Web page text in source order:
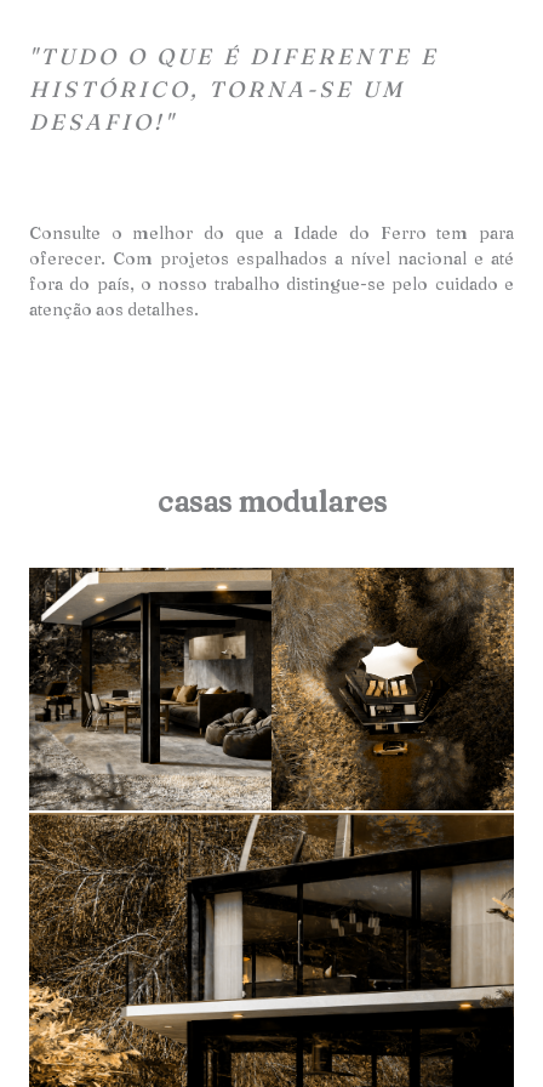
Consulte o melhor do que a Idade do Ferro tem para
oferecer. Com projetos espalhados a nível nacional e até
fora do país, o nosso trabalho distingue-se pelo cuidado e
atenção aos detalhes.
"TUDO O QUE É DIFERENTE E
HISTÓRICO, TORNA-SE UM
DESAFIO!"
casas modulares